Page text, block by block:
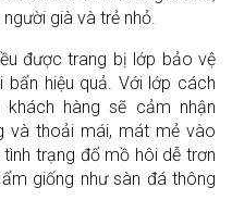
già và trẻ nhỏ.
được trang bị lớp bảo vệ
hiệu quả. Với lớp cách
khách hàng sẽ cảm nhận
và thoải mái, mát mẻ vào
trạng đổ mồ hôi dễ trơn
giống như sàn đá thông